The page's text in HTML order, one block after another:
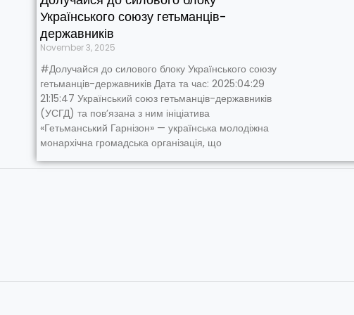
Українського союзу гетьманців-
державників
November 3, 2025
#Долучайся до силового блоку Українського союзу
гетьманців-державників Дата та час: 2025:04:29
21:15:47 Український союз гетьманців-державників
(УСГД) та пов’язана з ним ініціатива
«Гетьманський Гарнізон» — українська молодіжна
монархічна громадська організація, що